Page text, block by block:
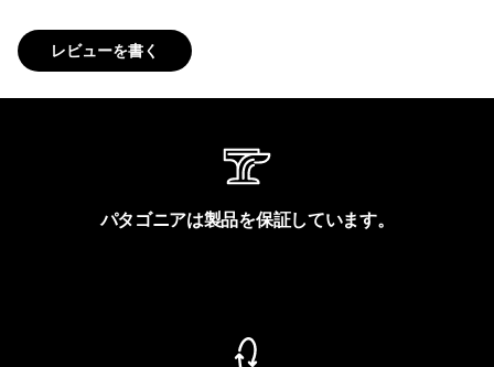
レビューを書く
パタゴニアは製品を保証しています。